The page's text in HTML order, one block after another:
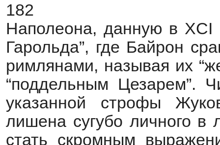
182
Наполеона, данную в XCI
Гарольда”, где Байрон
римлянами, называя их
“поддельным Цезарем”.
указанной строфы
лишена сугубо личного в
стать скромным